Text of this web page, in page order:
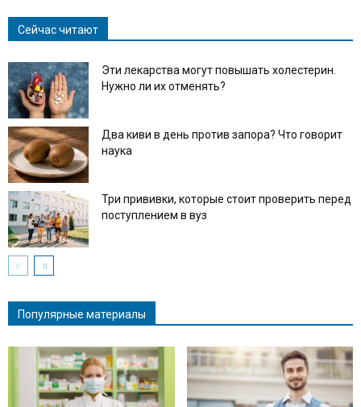
Сейчас читают
Эти лекарства могут повышать холестерин.
Нужно ли их отменять?
Два киви в день против запора? Что говорит
наука
Три прививки, которые стоит проверить перед
поступлением в вуз
Популярные материалы